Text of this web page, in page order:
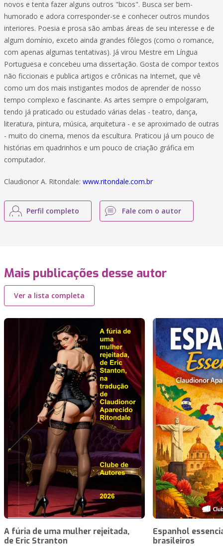
novos e tenta fazer alguns outros "bicos". Busca ser bem-
humorado e adora corresponder-se e conhecer outros mundos
interiores. Poesia e prosa são ambas áreas de seu interesse e de
algum domínio, exceto ainda grandes fôlegos (como o romance,
com apenas algumas tentativas). Já virou Mestre em Língua
Portuguesa e concebeu uma dissertação. Gosta de compor textos
não ficcionais e publica artigos e crônicas na Internet, que vê
como um dos mais instigantes modos de aprender de nosso
tempo complexo e fascinante. As artes sempre o empolgaram,
tendo já praticado ou estudado várias delas - teatro, dança,
literatura, pintura, música, arquitetura - e se aproximado de outras
- muito do cinema, menos da escultura. Praticou já um pouco de
histórias em quadrinhos e um pouco de criação gráfica em
computador.
Claudionor A. Ritondale: www.ritondale.com.br
Perfil completo Fale com o autor
Mais publicações desse autor
Ver a lista completa
A fúria de uma mulher rejeitada,
de Eric Stranton
Espanhol
brasileiros